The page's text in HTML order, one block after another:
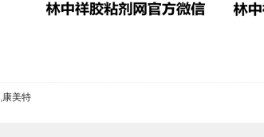
,康美特